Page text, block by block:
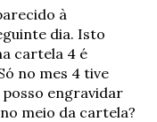
à
dia. Isto
cartela 4 é
no mes 4 tive
posso engravidar
meio da cartela?